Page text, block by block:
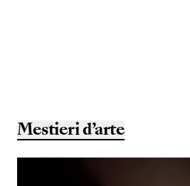
Mestieri d’arte